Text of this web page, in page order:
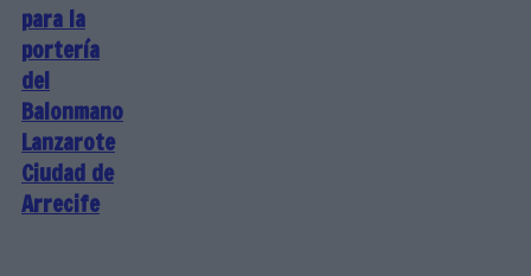
para la
portería
del
Balonmano
Lanzarote
Ciudad de
Arrecife